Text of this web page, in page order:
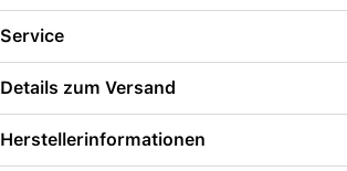
Service
Details zum Versand
Herstellerinformationen